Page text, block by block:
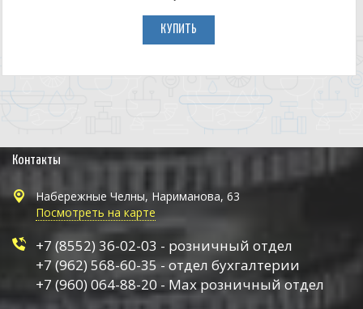
КУПИТЬ
Контакты
Набережные Челны, Нариманова, 63
Посмотреть на карте
+7 (8552) 36-02-03 - розничный отдел
+7 (962) 568-60-35 - отдел бухгалтерии
+7 (960) 064-88-20 - Max розничный отдел